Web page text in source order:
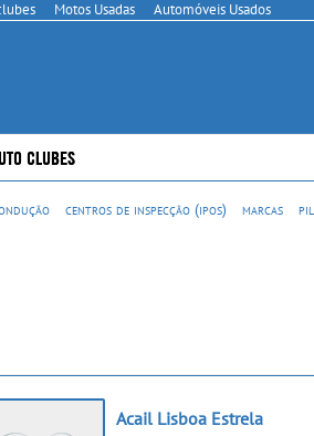
Motos Usadas Automóveis Usados
CLUBES
centros de inspecção (ipos) marcas
Acail Lisboa Estrela